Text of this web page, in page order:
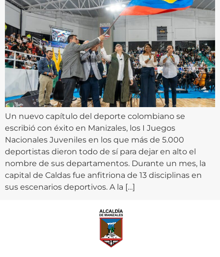
Un nuevo capítulo del deporte colombiano se
escribió con éxito en Manizales, los I Juegos
Nacionales Juveniles en los que más de 5.000
deportistas dieron todo de sí para dejar en alto el
nombre de sus departamentos. Durante un mes, la
capital de Caldas fue anfitriona de 13 disciplinas en
sus escenarios deportivos. A la […]